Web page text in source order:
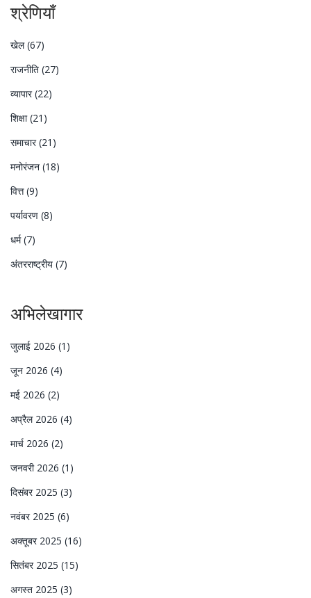
श्रेणियाँ
खेल(67)
राजनीति (27)
व्यापार(22)
शिक्षा(21)
समाचार(21)
मनोरंजन (18)
वित्त(9)
पर्यावरण (8)
धर्म(7)
अंतरराष्ट्रीय (7)
अभिलेखागार
जुलाई 2026 (1)
जून 2026 (4)
मई 2026 (2)
अप्रैल 2026 (4)
मार्च 2026 (2)
जनवरी 2026 (1)
दिसंबर 2025 (3)
नवंबर 2025 (6)
अक्तूबर 2025 (16)
सितंबर 2025 (15)
अगस्त 2025 (3)